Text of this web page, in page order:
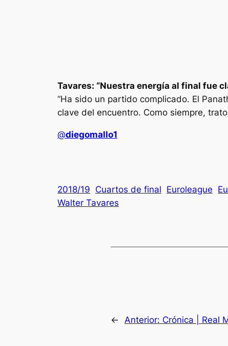
Tavares: “Nuestra energía al final fue
“Ha sido un partido complicado. El
clave del encuentro. Como siempre,
@diegomallo1
2018/19 Cuartos de final Euroleague
Walter Tavares
← Anterior: Crónica | Real